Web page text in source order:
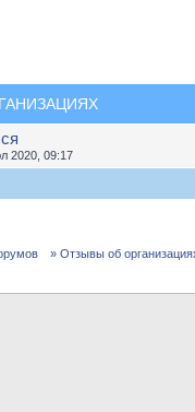
2020, 09:17
» Отзывы об